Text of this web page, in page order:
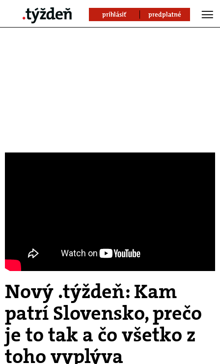
prihlásiť predplatné
Nový .týždeň: Kam
patrí Slovensko, prečo
je to tak a čo všetko z
toho vyplýva